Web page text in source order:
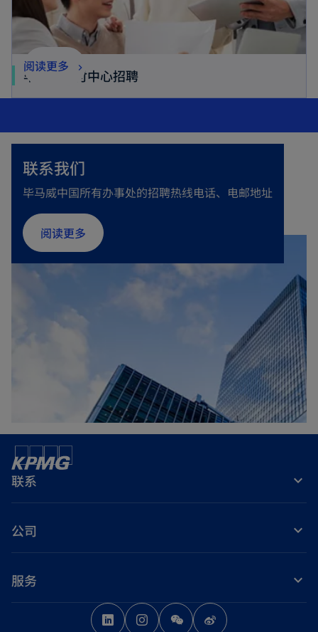
毕马威交付中心招聘
阅读更多
联系我们
毕马威中国所有办事处的招聘热线电话、电邮地址
阅读更多
联系
公司
服务
o
o
o